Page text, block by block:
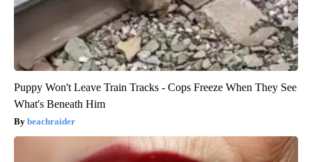
Puppy Won't Leave Train Tracks - Cops Freeze When They See
What's Beneath Him
beachraider